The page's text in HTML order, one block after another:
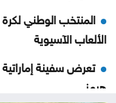
المنتخب الوطني
الألعاب الآسيوية
تعرض سفينة
هرمز